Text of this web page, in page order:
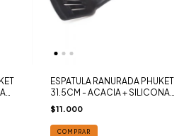
ESPATULA RANURADA PHUKET
31.5CM - ACACIA + SILICONA
MARMOLADA BLACK SAKURA
$11.000
COMPRAR